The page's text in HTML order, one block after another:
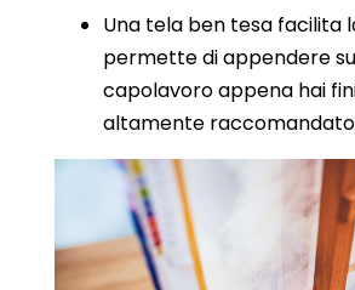
Una tela ben tesa facilita
permette di appendere
capolavoro appena hai
altamente